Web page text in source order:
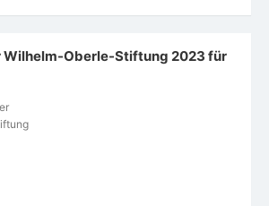
Wilhelm-Oberle-Stiftung 2023 für